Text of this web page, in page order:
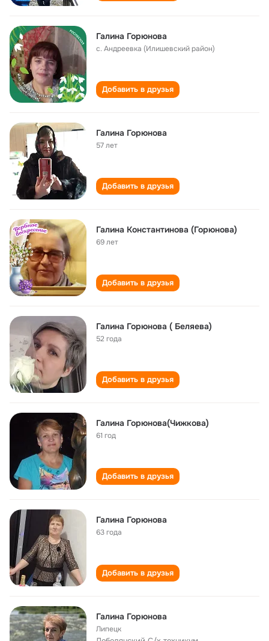
Галина Горюнова
с. Андреевка (Илишевский район)
Добавить в друзья
Галина Горюнова
57 лет
Добавить в друзья
Галина Константинова (Горюнова)
69 лет
Добавить в друзья
Галина Горюнова ( Беляева)
52 года
Добавить в друзья
Галина Горюнова(Чижкова)
61 год
Добавить в друзья
Галина Горюнова
63 года
Добавить в друзья
Галина Горюнова
Липецк